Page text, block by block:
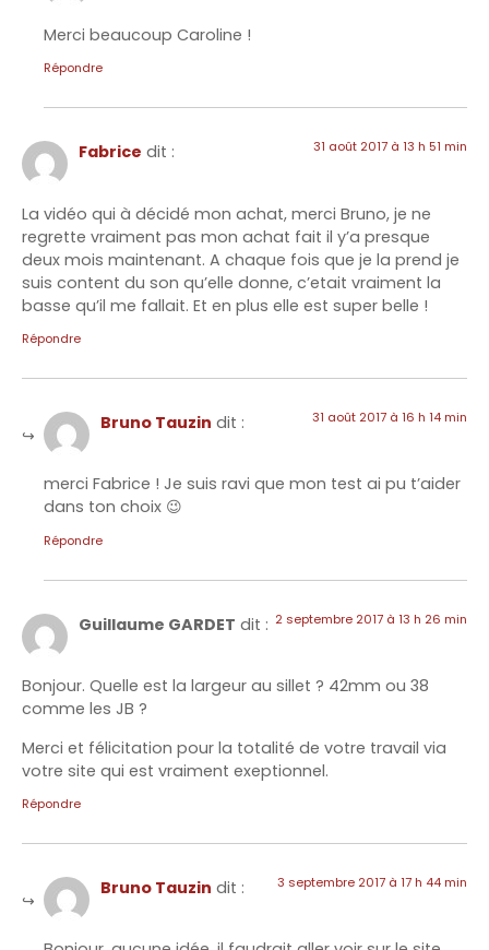
Merci beaucoup Caroline !
Répondre
Fabrice dit : 31 août 2017 à 13 h 51 min
La vidéo qui à décidé mon achat, merci Bruno, je ne
regrette vraiment pas mon achat fait il y’a presque
deux mois maintenant. A chaque fois que je la prend je
suis content du son qu’elle donne, c’etait vraiment la
basse qu’il me fallait. Et en plus elle est super belle !
Répondre
Bruno Tauzin dit : 31 août 2017 à 16 h 14 min
merci Fabrice ! Je suis ravi que mon test ai pu t’aider
dans ton choix 😉
Répondre
Guillaume GARDET dit : 2 septembre 2017 à 13 h 26 min
Bonjour. Quelle est la largeur au sillet ? 42mm ou 38
comme les JB ?
Merci et félicitation pour la totalité de votre travail via
votre site qui est vraiment exeptionnel.
Répondre
Bruno Tauzin dit : 3 septembre 2017 à 17 h 44 min